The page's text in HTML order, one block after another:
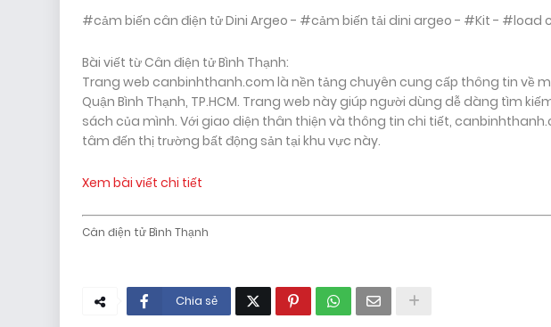
#cảm biến cân điện tử Dini Argeo - #cảm biến tải dini argeo - #Kit - #load
Bài viết từ Cân điện tử Bình Thạnh:
Trang web canbinhthanh.com là nền tảng chuyên cung cấp thông tin về
Quận Bình Thạnh, TP.HCM. Trang web này giúp người dùng dễ dàng tìm
sách của mình. Với giao diện thân thiện và thông tin chi tiết,
tâm đến thị trường bất động sản tại khu vực này.
Xem bài viết chi tiết
Cân điện tử Bình Thạnh
Chia sẻ